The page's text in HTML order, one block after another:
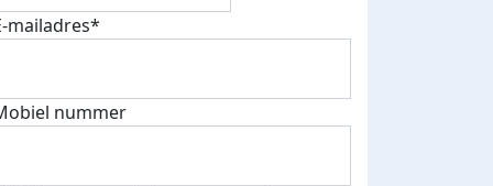
Deel op
mailadres*
nummer